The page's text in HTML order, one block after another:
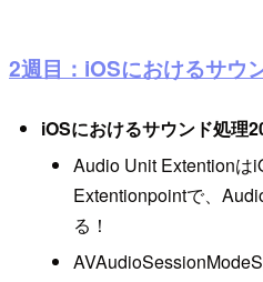
2週目：iOSにおけるサウ
iOSにおけるサウンド処理
Audio Unit Extentionは
Extentionpointで、
る！